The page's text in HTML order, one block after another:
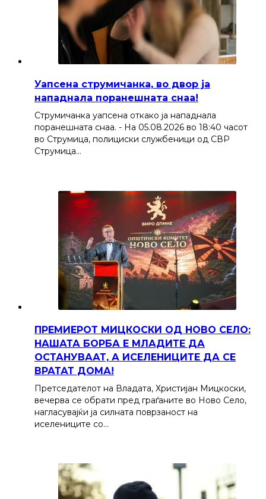
Уапсена струмичанка, во двор ја
нападнала поранешната снаа!
Струмичанка уапсена откако ја нападнала
поранешната снаа. - На 05.08.2026 во 18:40 часот
во Струмица, полициски службеници од СВР
Струмица…
ПРЕМИЕРОТ МИЦКОСКИ ОД НОВО СЕЛО:
НАШАТА БОРБА Е МЛАДИТЕ ДА
ОСТАНУВААТ, А ИСЕЛЕНИЦИТЕ ДА СЕ
ВРАТАТ ДОМА!
Претседателот на Владата, Христијан Мицкоски,
вечерва се обрати пред граѓаните во Ново Село,
нагласувајќи ја силната поврзаност на
иселениците со…